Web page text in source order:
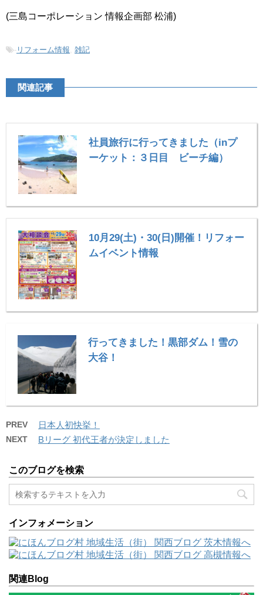
(三島コーポレーション 情報企画部 松浦)
- リフォーム情報, 雑記
関連記事
社員旅行に行ってきました（inプ
ーケット：３日目 ビーチ編）
10月29(土)・30(日)開催！リフォー
ムイベント情報
行ってきました！黒部ダム！雪の
大谷！
PREV 日本人初快挙！
NEXT Bリーグ 初代王者が決定しました
このブログを検索
インフォメーション
関連Blog